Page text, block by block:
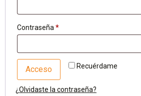
Contraseña*
Recuérdame
Acceso
¿Olvidaste la contraseña?